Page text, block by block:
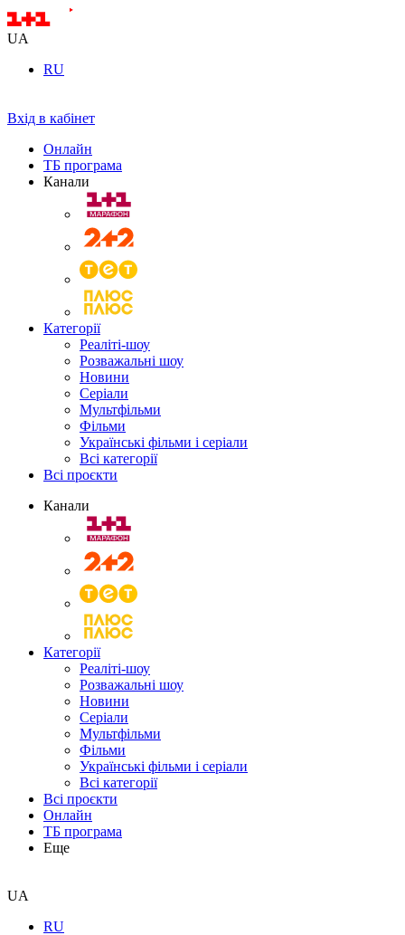
UA
RU
Вхід в кабінет
Онлайн
ТБ програма
Канали
Категорії
Реаліті-шоу
Розважальні шоу
Новини
Серіали
Мультфільми
Фільми
Українські фільми і серіали
Всі категорії
Всі проєкти
Канали
Категорії
Реаліті-шоу
Розважальні шоу
Новини
Серіали
Мультфільми
Фільми
Українські фільми і серіали
Всі категорії
Всі проєкти
Онлайн
ТБ програма
Еще
UA
RU